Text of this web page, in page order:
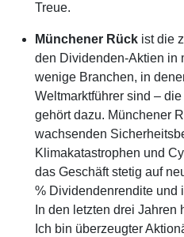
Treue.
Münchener Rück ist die
den Dividenden-Aktien in
wenige Branchen, in
Weltmarktführer sind –
gehört dazu. Münchener
wachsenden
Klimakatastrophen und
das Geschäft stetig auf
% Dividendenrendite und
In den letzten drei Jahren
Ich bin überzeugter